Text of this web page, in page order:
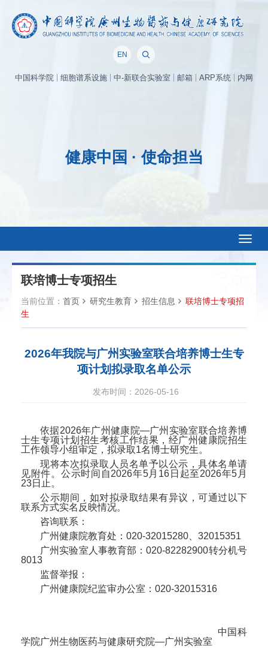
EN
中国科学院 细胞谱系设施 中-新联合实验室 邮箱 ARP系统 内网
健康中国 · 使命担当
联培博士专项招生
当前位置： 首页 研究生教育 招生信息
联培博士专项招
生
2026年我院与广州实验室联合培养博士生专
项计划拟录取名单公示
发布时间：2026-05-16
依据2026年广州健康院—广州实验室联合培养博
士生专项计划 招生考核工作结果，经广州健康院招生
工作领导小组审定，拟录取1名博士研究生。
现将本次拟录取人员名单予以公示，具体名单请
见附件。公示时间自2026年5月 16 日起至2026年5 月
23日止。
公示期间，如对拟录取结果有异议，可通过以下
联系方式实名反映情况。
咨询联系：
广州健康院教育处： 020-32015280
32015351
广州实验室人事教育部：020-82282900转分机号
8013
监督举报：
广州健康院纪监审办公室：020-32015316
中国科
学院广州生物医药与健康研究院—广州实验室